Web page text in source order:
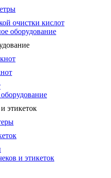
очистки кислот
оборудование
этикеток
и этикеток